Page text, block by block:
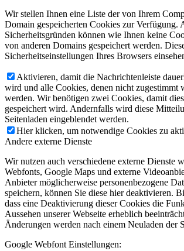
Wir stellen Ihnen eine Liste der von Ihrem
Domain gespeicherten Cookies zur Verfügung.
Sicherheitsgründen können wie Ihnen keine
von anderen Domains gespeichert werden.
Sicherheitseinstellungen Ihres Browsers
Aktivieren, damit die Nachrichtenleiste
wird und alle Cookies, denen nicht zugestimmt
werden. Wir benötigen zwei Cookies, damit
gespeichert wird. Andernfalls wird diese
Seitenladen eingeblendet werden.
Hier klicken, um notwendige Cookies zu
Andere externe Dienste
Wir nutzen auch verschiedene externe Dienste
Webfonts, Google Maps und externe
Anbieter möglicherweise personenbezogene
speichern, können Sie diese hier deaktivieren.
dass eine Deaktivierung dieser Cookies die
Aussehen unserer Webseite erheblich
Änderungen werden nach einem Neuladen der
Google Webfont Einstellungen: